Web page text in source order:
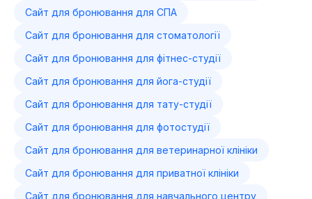
Сайт для бронювання для СПА
Сайт для бронювання для стоматології
Сайт для бронювання для фітнес-студії
Сайт для бронювання для йога-студії
Сайт для бронювання для тату-студії
Сайт для бронювання для фотостудії
Сайт для бронювання для ветеринарної клініки
Сайт для бронювання для приватної клініки
Сайт для бронювання для навчального центру